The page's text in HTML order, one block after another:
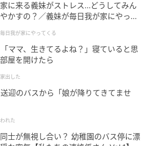
クなどは潔く得意な人に任せ、あ
せる推進力として、その持ち味を
のではないでしょうか。
は「几帳面さが最も低い」
なたは、始まりも終わりもなく、
形に惹かれたように、四角いカレ
で人生を区切られることを息苦し
に来る義妹がストレス…どうしてみん
かすの？／義妹が毎日我が家にやって
日我が家にやってくる
ママ、生きてるよね？」寝ていると思
屋を開けたら
出した
迎のバスから「娘が降りてきてませ
れた
士が無視し合い？ 幼稚園のバス停に漂